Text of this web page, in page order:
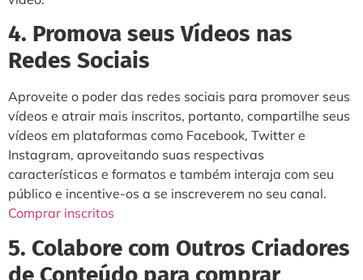
4. Promova seus Vídeos nas
Redes Sociais
Aproveite o poder das redes sociais para promover seus
vídeos e atrair mais inscritos, portanto, compartilhe seus
vídeos em plataformas como Facebook, Twitter e
Instagram, aproveitando suas respectivas
características e formatos e também interaja com seu
público e incentive-os a se inscreverem no seu canal.
Comprar inscritos
5. Colabore com Outros Criadores
de Conteúdo para comprar